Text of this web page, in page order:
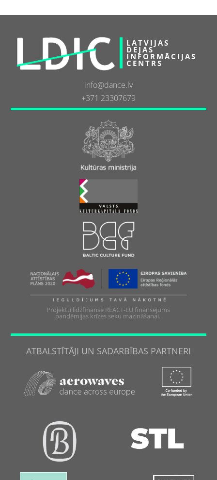
LATVIJAS
DEJAS
INFORMĀCIJAS
CENTRS
info@dance.lv
+371 23307679
Projektu līdzfinansē REACT-EU finansējums
pandēmijas krīzes seku mazināšanai.
ATBALSTĪTĀJI UN SADARBĪBAS PARTNERI